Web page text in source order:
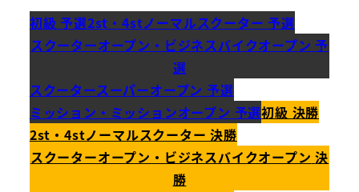
初級 予選2st・4stノーマルスクーター 予選
スクーターオープン・ビジネスバイクオープン 予
選
スクータースーパーオープン 予選
ミッション・ミッションオープン 予選初級 決勝
2st・4stノーマルスクーター 決勝
スクーターオープン・ビジネスバイクオープン 決
勝